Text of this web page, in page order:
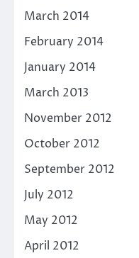
March 2014
February 2014
January 2014
March 2013
November 2012
October 2012
September 2012
July 2012
May 2012
April 2012